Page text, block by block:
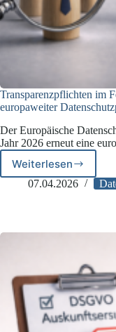
Transparenzpflichten im
europaweiter
Der Europäische
Jahr 2026 erneut eine
Weiterlesen
im
sich
europaweiter
2026
07.04.2026